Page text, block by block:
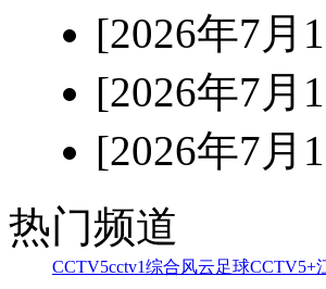
[2026年7月
[2026年7月
[2026年7月
热门频道
CCTV5cctv1综合风云足球CCTV5+